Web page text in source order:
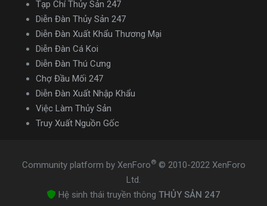
Tạp Chí Thủy Sản 247
Diễn Đàn Thủy Sản 247
Diễn Đàn Xuất Khẩu Thương Mại
Diễn Đàn Cá Koi
Diễn Đàn Thú Cưng
Chợ Đầu Mối 247
Diễn Đàn Xuất Nhập Khẩu
Việc Làm Thủy Sản
Truy Xuất Nguồn Gốc
Community platform by XenForo® © 2010-2022 XenForo
Ltd.
Hệ sinh thái truyền thông THỦY SẢN 247